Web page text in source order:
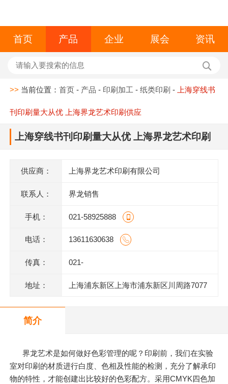
首页 产品 企业 展会 资讯
>> 当前位置：首页 - 产品 - 印刷加工 -纸类印刷 - 上海穿线书
刊印刷量大从优 上海界龙艺术印刷供应
上海穿线书刊印刷量大从优 上海界龙艺术印刷
供应商： 上海界龙艺术印刷有限公司
联系人： 界龙销售
手机： 021-58925888
电话： 13611630638
传真： 021-
地址： 上海浦东新区上海市浦东新区川周路7077
简介
界龙艺术是如何做好色彩管理的呢？印刷前，我们在实验
室对印刷的材质进行白度、色相及性能的检测，充分了解承印
物的特性，才能创建出比较好的色彩配方。采用CMYK四色加